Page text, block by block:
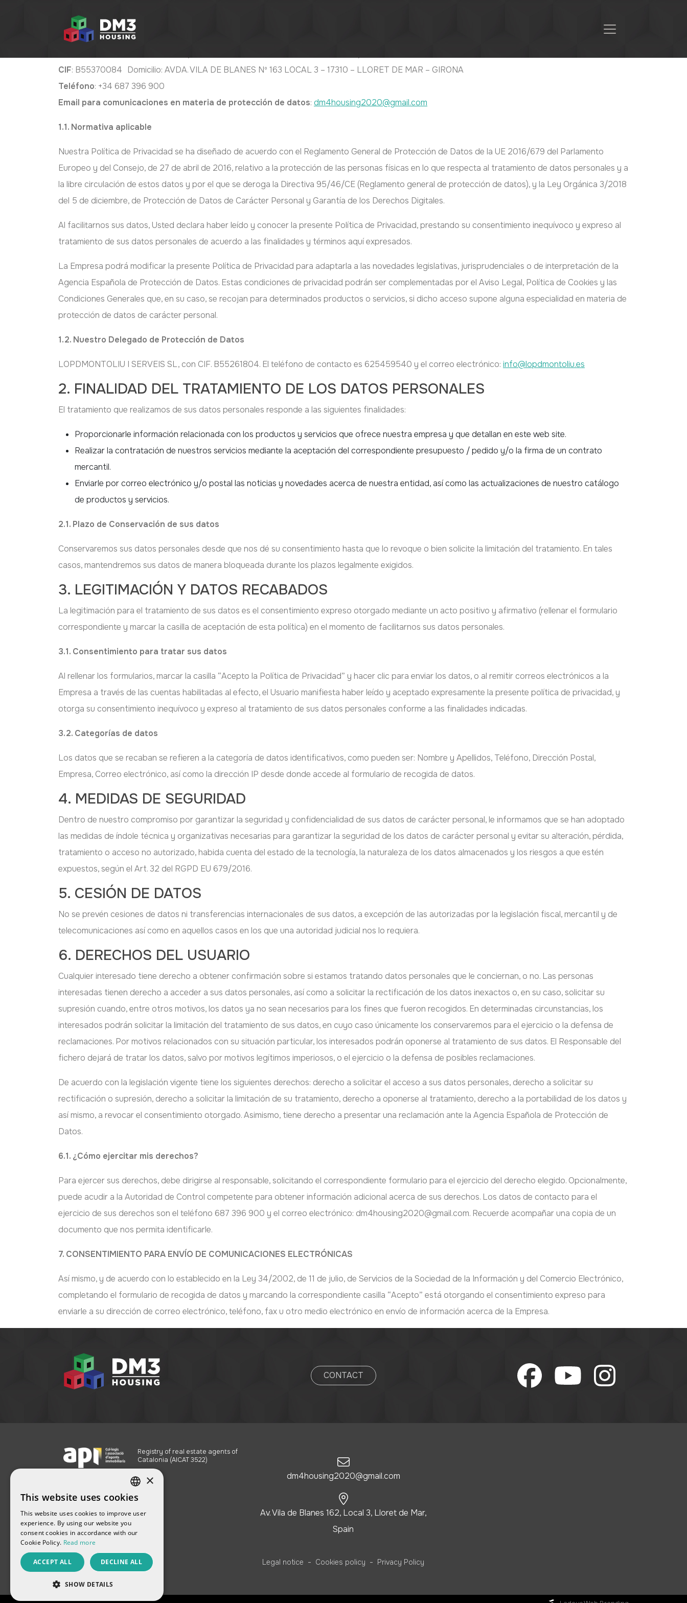
1. DATOS DEL RESPONSABLE DEL TRATAMIENTO
CIF: B55370084 Domicilio: AVDA. VILA DE BLANES Nº 163 LOCAL 3 – 17310 – LLORET DE MAR – GIRONA
Teléfono: +34 687 396 900
Email para comunicaciones en materia de protección de datos: dm4housing2020@gmail.com
1.1. Normativa aplicable
Nuestra Política de Privacidad se ha diseñado de acuerdo con el Reglamento General de Protección de Datos de la UE 2016/679 del Parlamento
Europeo y del Consejo, de 27 de abril de 2016, relativo a la protección de las personas físicas en lo que respecta al tratamiento de datos personales y a
la libre circulación de estos datos y por el que se deroga la Directiva 95/46/CE (Reglamento general de protección de datos), y la Ley Orgánica 3/2018
del 5 de diciembre, de Protección de Datos de Carácter Personal y Garantía de los Derechos Digitales.
Al facilitarnos sus datos, Usted declara haber leído y conocer la presente Política de Privacidad, prestando su consentimiento inequívoco y expreso al
tratamiento de sus datos personales de acuerdo a las finalidades y términos aquí expresados.
La Empresa podrá modificar la presente Política de Privacidad para adaptarla a las novedades legislativas, jurisprudenciales o de interpretación de la
Agencia Española de Protección de Datos. Estas condiciones de privacidad podrán ser complementadas por el Aviso Legal, Política de Cookies y las
Condiciones Generales que, en su caso, se recojan para determinados productos o servicios, si dicho acceso supone alguna especialidad en materia de
protección de datos de carácter personal.
1.2. Nuestro Delegado de Protección de Datos
LOPDMONTOLIU I SERVEIS SL, con CIF. B55261804. El teléfono de contacto es 625459540 y el correo electrónico: info@lopdmontoliu.es
2. FINALIDAD DEL TRATAMIENTO DE LOS DATOS PERSONALES
El tratamiento que realizamos de sus datos personales responde a las siguientes finalidades:
Proporcionarle información relacionada con los productos y servicios que ofrece nuestra empresa y que detallan en este web site.
Realizar la contratación de nuestros servicios mediante la aceptación del correspondiente presupuesto / pedido y/o la firma de un contrato
mercantil.
Enviarle por correo electrónico y/o postal las noticias y novedades acerca de nuestra entidad, así como las actualizaciones de nuestro catálogo
de productos y servicios.
2.1. Plazo de Conservación de sus datos
Conservaremos sus datos personales desde que nos dé su consentimiento hasta que lo revoque o bien solicite la limitación del tratamiento. En tales
casos, mantendremos sus datos de manera bloqueada durante los plazos legalmente exigidos.
3. LEGITIMACIÓN Y DATOS RECABADOS
La legitimación para el tratamiento de sus datos es el consentimiento expreso otorgado mediante un acto positivo y afirmativo (rellenar el formulario
correspondiente y marcar la casilla de aceptación de esta política) en el momento de facilitarnos sus datos personales.
3.1. Consentimiento para tratar sus datos
Al rellenar los formularios, marcar la casilla “Acepto la Política de Privacidad” y hacer clic para enviar los datos, o al remitir correos electrónicos a la
Empresa a través de las cuentas habilitadas al efecto, el Usuario manifiesta haber leído y aceptado expresamente la presente política de privacidad, y
otorga su consentimiento inequívoco y expreso al tratamiento de sus datos personales conforme a las finalidades indicadas.
3.2. Categorías de datos
Los datos que se recaban se refieren a la categoría de datos identificativos, como pueden ser: Nombre y Apellidos, Teléfono, Dirección Postal,
Empresa, Correo electrónico, así como la dirección IP desde donde accede al formulario de recogida de datos.
4. MEDIDAS DE SEGURIDAD
Dentro de nuestro compromiso por garantizar la seguridad y confidencialidad de sus datos de carácter personal, le informamos que se han adoptado
las medidas de índole técnica y organizativas necesarias para garantizar la seguridad de los datos de carácter personal y evitar su alteración, pérdida,
tratamiento o acceso no autorizado, habida cuenta del estado de la tecnología, la naturaleza de los datos almacenados y los riesgos a que estén
expuestos, según el Art. 32 del RGPD EU 679/2016.
5. CESIÓN DE DATOS
No se prevén cesiones de datos ni transferencias internacionales de sus datos, a excepción de las autorizadas por la legislación fiscal, mercantil y de
telecomunicaciones así como en aquellos casos en los que una autoridad judicial nos lo requiera.
6. DERECHOS DEL USUARIO
Cualquier interesado tiene derecho a obtener confirmación sobre si estamos tratando datos personales que le conciernan, o no. Las personas
interesadas tienen derecho a acceder a sus datos personales, así como a solicitar la rectificación de los datos inexactos o, en su caso, solicitar su
supresión cuando, entre otros motivos, los datos ya no sean necesarios para los fines que fueron recogidos. En determinadas circunstancias, los
interesados podrán solicitar la limitación del tratamiento de sus datos, en cuyo caso únicamente los conservaremos para el ejercicio o la defensa de
reclamaciones. Por motivos relacionados con su situación particular, los interesados podrán oponerse al tratamiento de sus datos. El Responsable del
fichero dejará de tratar los datos, salvo por motivos legítimos imperiosos, o el ejercicio o la defensa de posibles reclamaciones.
De acuerdo con la legislación vigente tiene los siguientes derechos: derecho a solicitar el acceso a sus datos personales, derecho a solicitar su
rectificación o supresión, derecho a solicitar la limitación de su tratamiento, derecho a oponerse al tratamiento, derecho a la portabilidad de los datos y
así mismo, a revocar el consentimiento otorgado. Asimismo, tiene derecho a presentar una reclamación ante la Agencia Española de Protección de
Datos.
6.1. ¿Cómo ejercitar mis derechos?
Para ejercer sus derechos, debe dirigirse al responsable, solicitando el correspondiente formulario para el ejercicio del derecho elegido. Opcionalmente,
puede acudir a la Autoridad de Control competente para obtener información adicional acerca de sus derechos. Los datos de contacto para el
ejercicio de sus derechos son el teléfono 687 396 900 y el correo electrónico: dm4housing2020@gmail.com. Recuerde acompañar una copia de un
documento que nos permita identificarle.
7. CONSENTIMIENTO PARA ENVÍO DE COMUNICACIONES ELECTRÓNICAS
Así mismo, y de acuerdo con lo establecido en la Ley 34/2002, de 11 de julio, de Servicios de la Sociedad de la Información y del Comercio Electrónico,
completando el formulario de recogida de datos y marcando la correspondiente casilla “Acepto” está otorgando el consentimiento expreso para
enviarle a su dirección de correo electrónico, teléfono, fax u otro medio electrónico en envío de información acerca de la Empresa.
CONTACT
Registry of real estate agents of
Catalonia (AICAT 3522)
dm4housing2020@gmail.com
Av. Vila de Blanes 162, Local 3, Lloret de Mar,
Spain
Legal notice - Cookies policy - Privacy Policy
SPANISH
FRENCH
CATALAN
×
This website uses cookies
This website uses cookies to improve user
experience. By using our website you
consent cookies in accordance with our
Cookie Policy. Read more
ACCEPT ALL DECLINE ALL
SHOW DETAILS